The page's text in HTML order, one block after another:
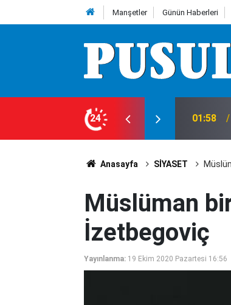
Manşetler Günün Haberleri
24 01:56
Anasayfa SİYASET
Müslüman
İzetbegoviç
Yayınlanma: 19 Ekim 2020 Pazartesi 16:56